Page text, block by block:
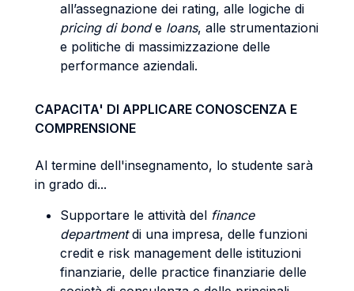
all’assegnazione dei rating, alle logiche di
pricing di bonde loans, alle strumentazioni
e politiche di massimizzazione delle
performance aziendali.
CAPACITA' DI APPLICARE CONOSCENZA E
COMPRENSIONE
Al termine dell'insegnamento, lo studente sarà
in grado di...
Supportare le attività del finance
departmentdi una impresa, delle funzioni
credit e risk management delle istituzioni
finanziarie, delle practice finanziarie delle